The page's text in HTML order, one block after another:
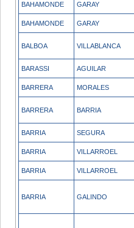
BAHAMONDE GARAY
BAHAMONDE GARAY
BALBOA VILLABLANCA
BARASSI AGUILAR
BARRERA MORALES
BARRERA BARRIA
BARRIA SEGURA
BARRIA VILLARROEL
BARRIA VILLARROEL
BARRIA GALINDO